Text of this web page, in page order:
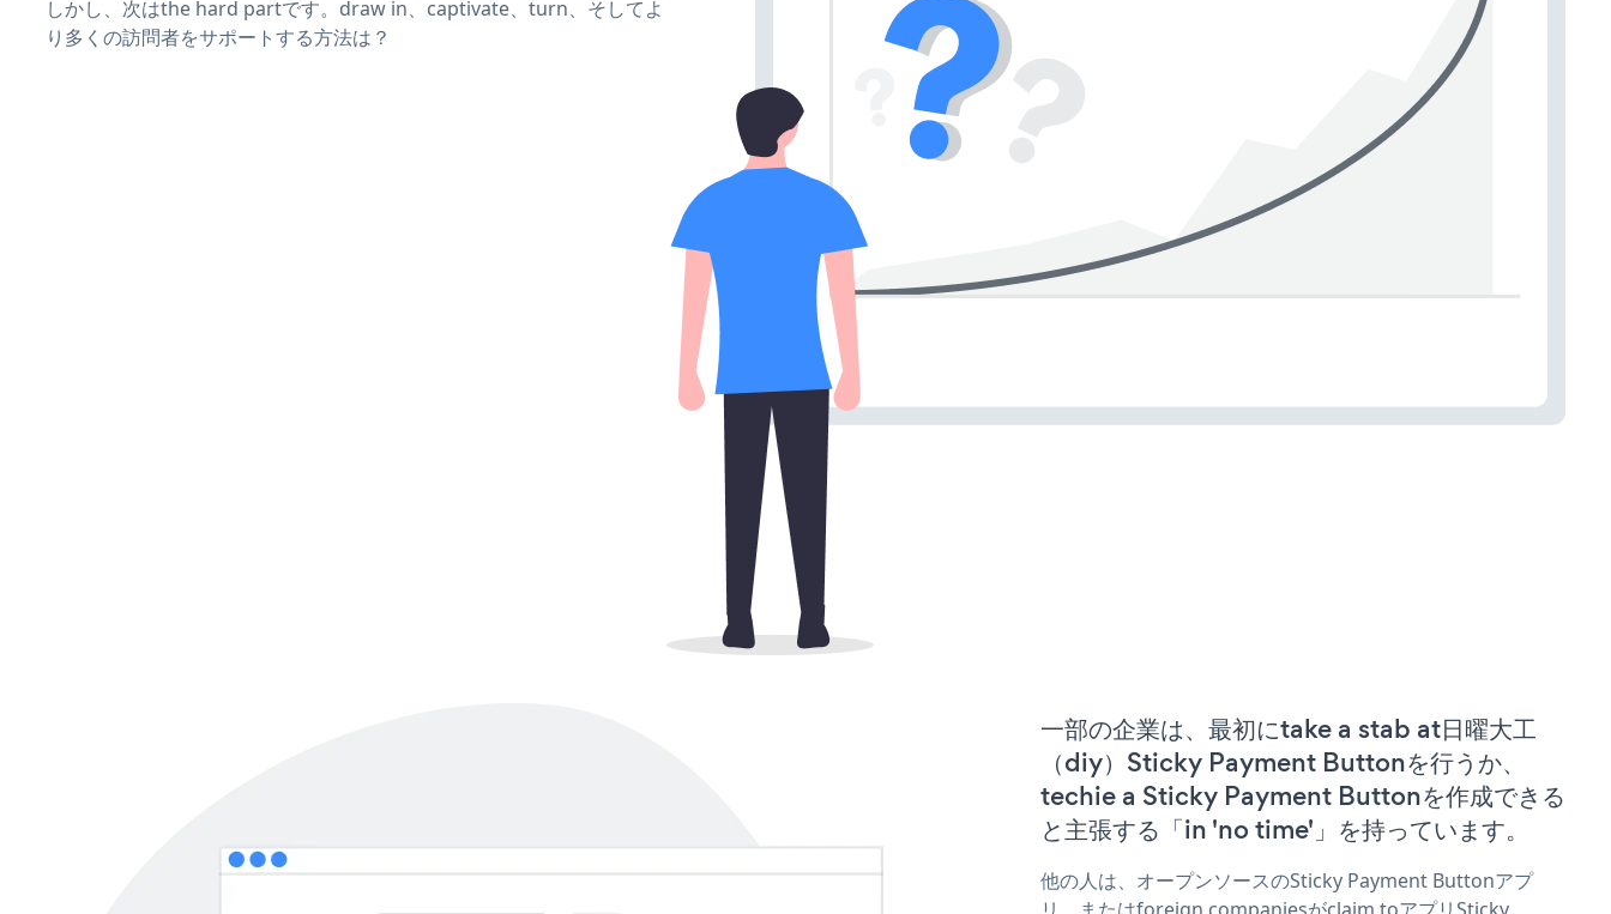
しかし、次はthe hard partです。draw in、captivate、turn、そしてよ
り多くの訪問者をサポートする方法は？
一部の企業は、最初にtake a stab at日曜大工
（diy）Sticky Payment Buttonを行うか、
techie a Sticky Payment Buttonを作成できる
と主張する「in 'no time'」を持っています。
他の人は、オープンソースのSticky Payment Buttonアプ